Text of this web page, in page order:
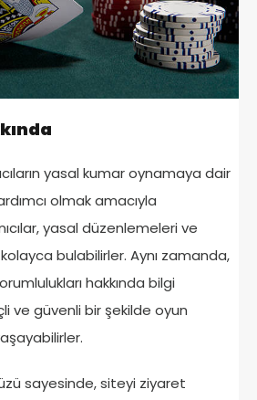
yasal kumar oynamaya dair
olmak amacıyla
yasal düzenlemeleri ve
bulabilirler. Aynı zamanda,
hakkında bilgi
ve güvenli bir şekilde oyun
sayesinde, siteyi ziyaret